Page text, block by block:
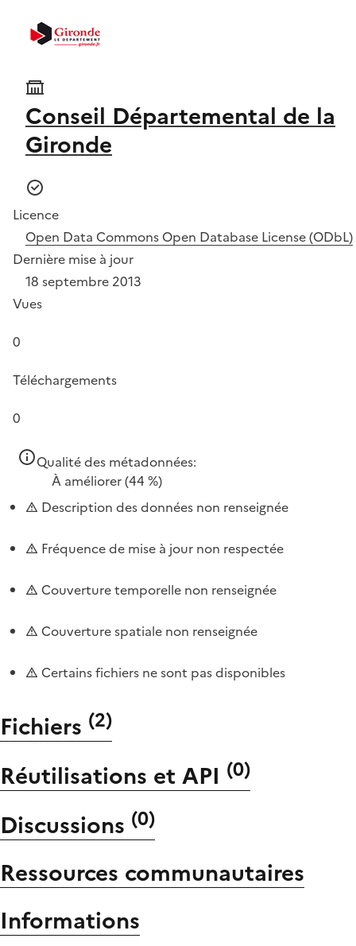
Conseil Départemental de la
Gironde
Licence
Open Data Commons Open Database License (ODbL)
Dernière mise à jour
18 septembre 2013
Vues
0
Téléchargements
0
Qualité des métadonnées:
À améliorer(44 %)
Description des données non renseignée
Fréquence de mise à jour non respectée
Couverture temporelle non renseignée
Couverture spatiale non renseignée
Certains fichiers ne sont pas disponibles
Fichiers (2)
Réutilisations et API (0)
Discussions (0)
Ressources communautaires
Informations